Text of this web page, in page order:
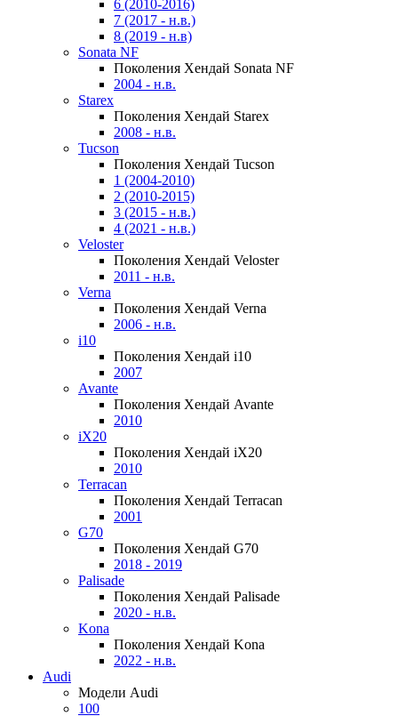
6 (2010-2016)
7 (2017 - н.в.)
8 (2019 - н.в)
Sonata NF
Поколения Хендай Sonata NF
2004 - н.в.
Starex
Поколения Хендай Starex
2008 - н.в.
Tucson
Поколения Хендай Tucson
1 (2004-2010)
2 (2010-2015)
3 (2015 - н.в.)
4 (2021 - н.в.)
Veloster
Поколения Хендай Veloster
2011 - н.в.
Verna
Поколения Хендай Verna
2006 - н.в.
i10
Поколения Хендай i10
2007
Avante
Поколения Хендай Avante
2010
iX20
Поколения Хендай iX20
2010
Terracan
Поколения Хендай Terracan
2001
G70
Поколения Хендай G70
2018 - 2019
Palisade
Поколения Хендай Palisade
2020 - н.в.
Kona
Поколения Хендай Kona
2022 - н.в.
Audi
Модели Audi
100